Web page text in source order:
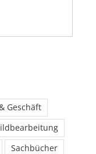
Geschäft
Sachbücher